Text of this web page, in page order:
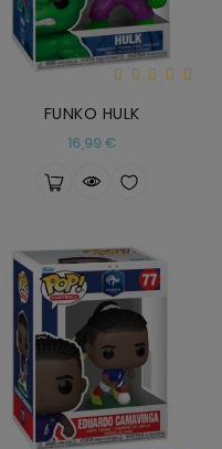
FUNKO HULK
16,99 €Precio